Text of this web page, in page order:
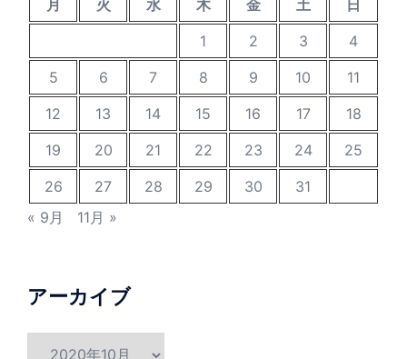
月 火 水 木 金 土
日
1
2 3
4
5
6 7 8 9 10
11
12
13 14 15 16 17
18
19
20 21 22 23 24
25
26
27 28 29 30
31
« 9月
11月 »
アーカイブ